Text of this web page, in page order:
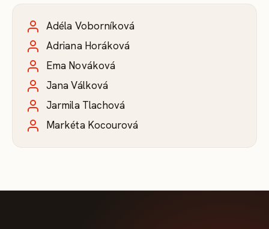
Adéla Voborníková
Adriana Horáková
Ema Nováková
Jana Válková
Jarmila Tlachová
Markéta Kocourová